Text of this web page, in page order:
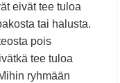
eivät tee tuloa
tai halusta.
pois
tee tuloa
ryhmään